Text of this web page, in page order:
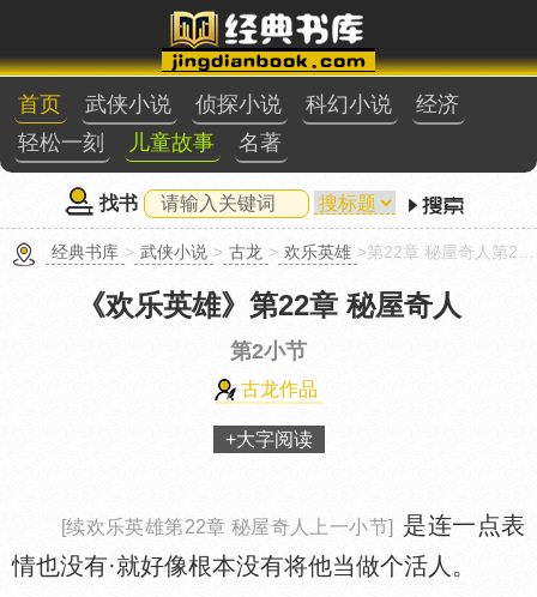
首页 武侠小说 侦探小说 科幻小说
经济
轻松一刻
儿童故事 名著
找书
经典书库 > 武侠小说 > 古龙 > 欢乐英雄 >第22章 秘屋奇人第2小节
《欢乐英雄》 第22章 秘屋奇人
第2小节
古龙作品
+大字阅读
[续欢乐英雄第22章 秘屋奇人上一小节]
是连一点表
情也没有·就好像根本没有将他当做个活人。